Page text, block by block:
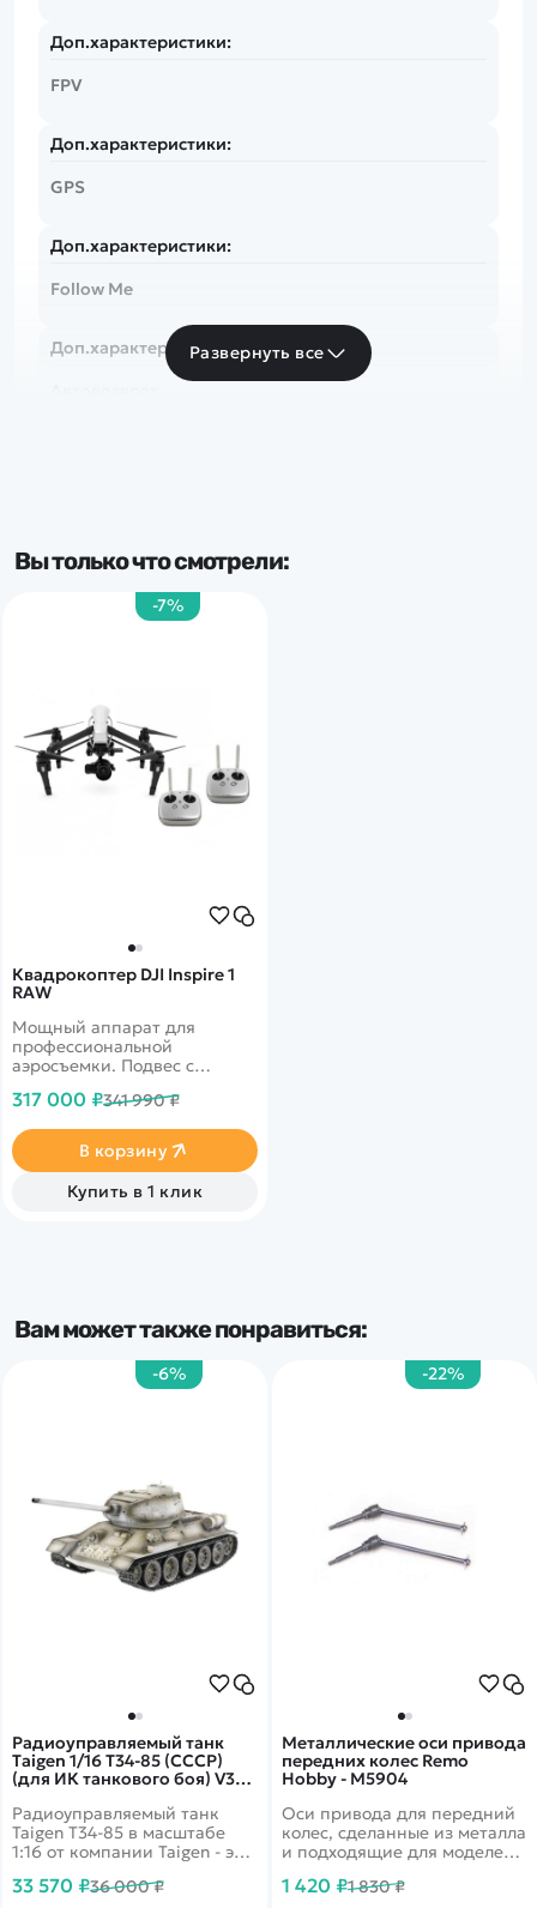
Доп.характеристики:
FPV
Доп.характеристики:
GPS
Доп.характеристики:
Follow Me
Доп.характеристики:Развернуть все
Вы только что смотрели:
-7%
Квадрокоптер DJI Inspire 1
RAW
Мощный аппарат для
профессиональной
аэросъемки. Подвес с
Мп, 2 пульта для пилота и
Дальность 2000 м. Полет 18
минут.
317 000 ₽341 990 ₽
В корзину
Купить в 1 клик
Вам может также понравиться:
-22%
Металлические оси привода
передних колес Remo
Hobby - M5904
Оси привода для передний
колес, сделанные из металла
и подходящие для моделей:
RH8035.
1 420 ₽1 830 ₽
-6%
Радиоуправляемый танк
Taigen 1/16 T34-85 (СССР)
(для ИК танкового боя) V3
IR3.0
Радиоуправляемый танк
Taigen T34-85 в масштабе
1:16 от компании Taigen - это
модель, имеющая высокий
33 570 ₽36 000 ₽